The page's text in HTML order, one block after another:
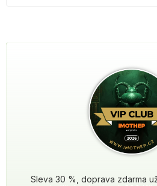
Sleva 30 %, doprava zdarma